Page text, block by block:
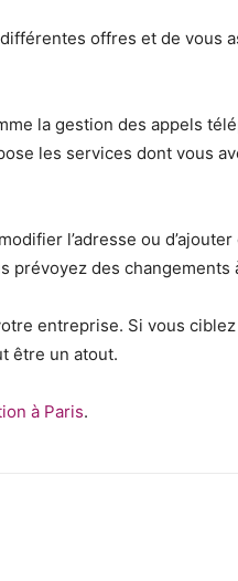
offres et de vous
la gestion des appels
les services dont vous
l’adresse ou
prévoyez des changements
entreprise. Si vous
être un atout.
à Paris.